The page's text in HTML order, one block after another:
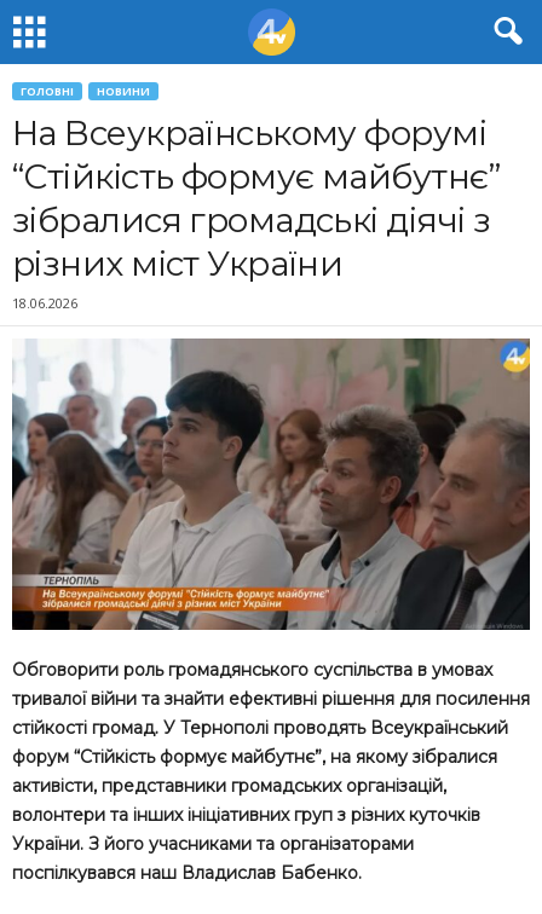
ГОЛОВНІ НОВИНИ
На Всеукраїнському форумі
“Стійкість формує майбутнє”
зібралися громадські діячі з
різних міст України
18.06.2026
Обговорити роль громадянського суспільства в умовах
тривалої війни та знайти ефективні рішення для посилення
стійкості громад. У Тернополі проводять Всеукраїнський
форум “Стійкість формує майбутнє”, на якому зібралися
активісти, представники громадських організацій,
волонтери та інших ініціативних груп з різних куточків
України. З його учасниками та організаторами
поспілкувався наш Владислав Бабенко.